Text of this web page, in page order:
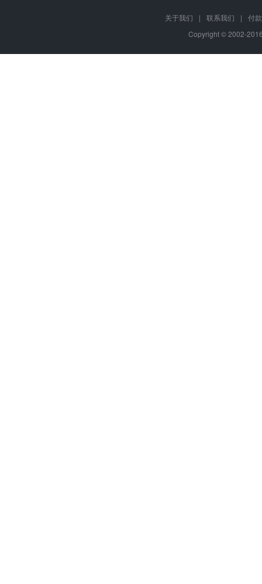
关于我们 | 联系我们 |
付
Copyright © 2002-